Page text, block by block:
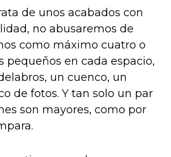
de unos acabados con
no abusaremos de
como máximo cuatro o
pequeños en cada espacio,
un cuenco, un
de fotos. Y tan solo un par
son mayores, como por